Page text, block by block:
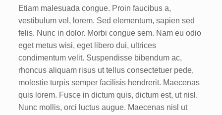
Etiam malesuada congue. Proin faucibus a,
vestibulum vel, lorem. Sed elementum, sapien sed
felis. Nunc in dolor. Morbi congue sem. Nam eu odio
eget metus wisi, eget libero dui, ultrices
condimentum velit. Suspendisse bibendum ac,
rhoncus aliquam risus ut tellus consectetuer pede,
molestie turpis semper facilisis hendrerit. Maecenas
quis lorem. Fusce in dictum quis, dictum est, ut nisl.
Nunc mollis, orci luctus augue. Maecenas nisl ut